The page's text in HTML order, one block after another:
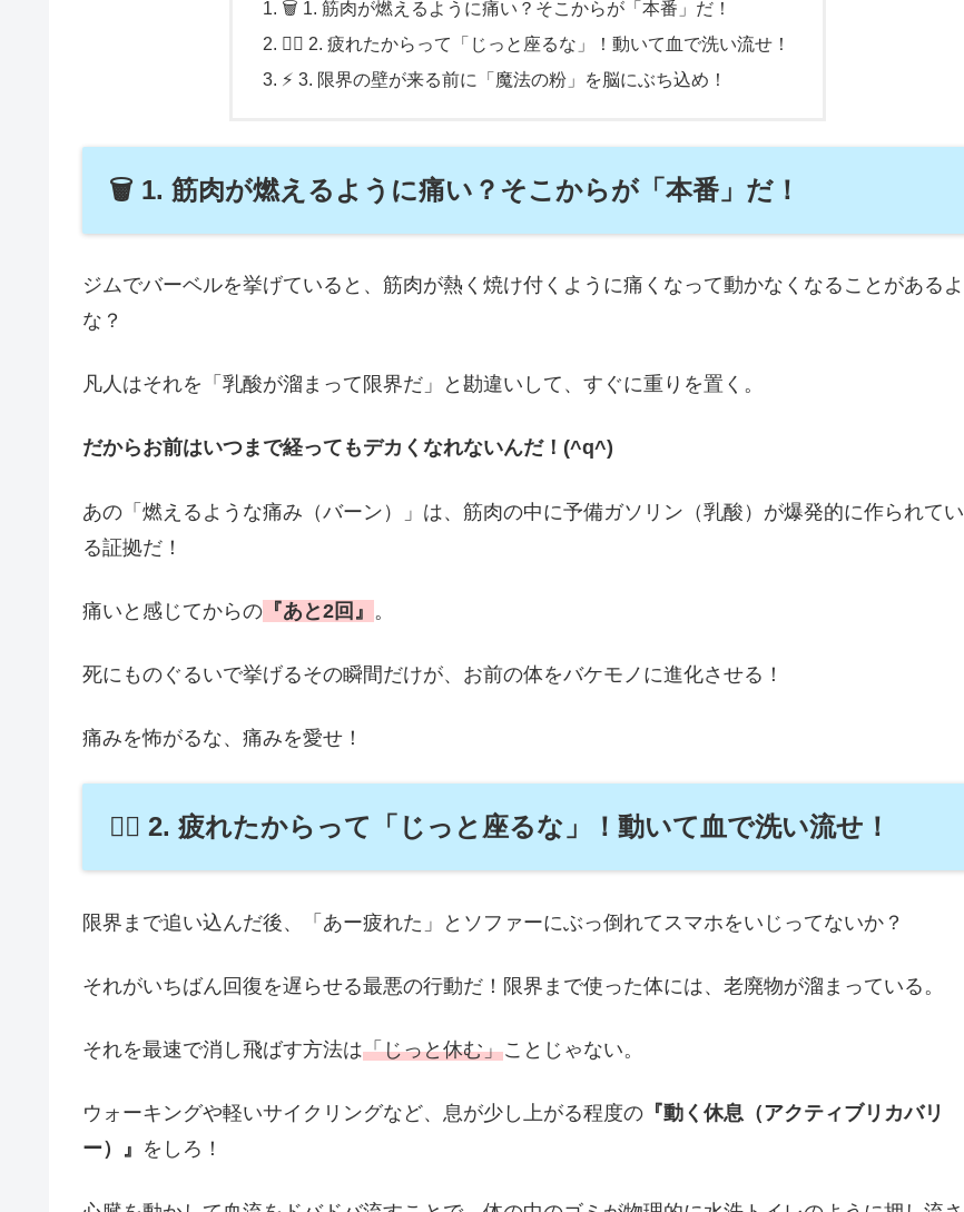
🗑️ 1. 筋肉が燃えるように痛い？そこからが「本番」だ！
🏃‍♂️ 2. 疲れたからって「じっと座るな」！動いて血で洗い流せ！
⚡ 3. 限界の壁が来る前に「魔法の粉」を脳にぶち込め！
🗑️ 1. 筋肉が燃えるように痛い？そこからが「本番」だ！
ジムでバーベルを挙げていると、筋肉が熱く焼け付くように痛くなって動かなくなることがあるよ
な？
凡人はそれを「乳酸が溜まって限界だ」と勘違いして、すぐに重りを置く。
だからお前はいつまで経ってもデカくなれないんだ！(^q^)
あの「燃えるような痛み（バーン）」は、筋肉の中に予備ガソリン（乳酸）が爆発的に作られてい
る証拠だ！
痛いと感じてからの 『あと2回』 。
死にものぐるいで挙げるその瞬間だけが、お前の体をバケモノに進化させる！
痛みを怖がるな、痛みを愛せ！
🏃‍♂️ 2. 疲れたからって「じっと座るな」！動いて血で洗い流せ！
限界まで追い込んだ後、「あー疲れた」とソファーにぶっ倒れてスマホをいじってないか？
それがいちばん回復を遅らせる最悪の行動だ！限界まで使った体には、老廃物が溜まっている。
それを最速で消し飛ばす方法は「じっと休む」ことじゃない。
ウォーキングや軽いサイクリングなど、息が少し上がる程度の 『動く休息（アクティブリカバリ
ー）』 をしろ！